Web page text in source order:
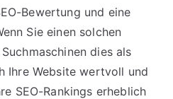
Bewertung und eine
Sie einen solchen
dies als
Ihre Website wertvoll und
SEO-Rankings erheblich